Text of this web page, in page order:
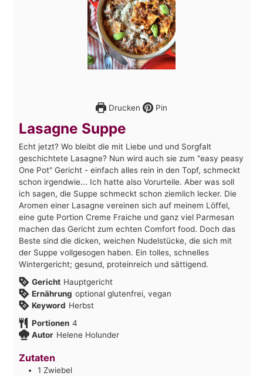
Drucken Pin
Lasagne Suppe
Echt jetzt? Wo bleibt die mit Liebe und und Sorgfalt
geschichtete Lasagne? Nun wird auch sie zum "easy peasy
One Pot" Gericht - einfach alles rein in den Topf, schmeckt
schon irgendwie... Ich hatte also Vorurteile. Aber was soll
ich sagen, die Suppe schmeckt schon ziemlich lecker. Die
Aromen einer Lasagne vereinen sich auf meinem Löffel,
eine gute Portion Creme Fraiche und ganz viel Parmesan
machen das Gericht zum echten Comfort food. Doch das
Beste sind die dicken, weichen Nudelstücke, die sich mit
der Suppe vollgesogen haben. Ein tolles, schnelles
Wintergericht; gesund, proteinreich und sättigend.
Gericht Hauptgericht
Ernährung optional glutenfrei, vegan
Keyword Herbst
Portionen 4
Autor Helene Holunder
Zutaten
1 Zwiebel